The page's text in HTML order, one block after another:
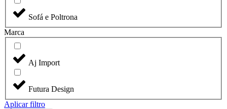
Sofá e Poltrona
Marca
Aj Import
Futura Design
Aplicar filtro